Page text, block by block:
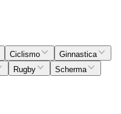
Ciclismo
Ginnastica
Rugby
Scherma